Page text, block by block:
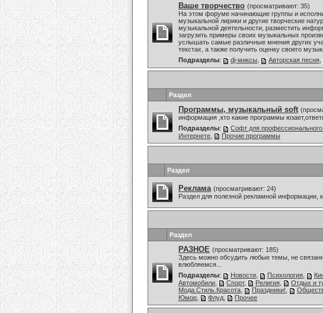
Ваше творчество (просматривают: 35)
На этом форуме начинающие группы и
музыкальной лирики и другие творческие
музыкальной деятельности, разместить
загрузить примеры своих музыкальных
услышать самые различные мнения других
текстах, а также получить оценку своего
Подразделы: dj-миксы Авторская песня
Раздел
Программы, музыкальный soft
информация ,кто какие программы
Подразделы: Софт для профессионального
Интернете
Прочие программы
Раздел
Реклама (просматривают: 24)
Раздел для полезной рекламной информации,
Раздел
РАЗНОЕ (просматривают: 185)
Здесь можно обсудить любые темы, не
влюбляемся...
Подразделы: Новости Психология
Автомобили
Спорт, Религия Отдых и
Мода.Стиль.Красота
Праздники!
Юмор
Флуд Прочее